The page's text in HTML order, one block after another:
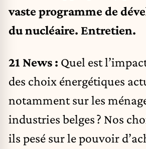
vaste programme de
du nucléaire. Entretien.
21 News : Quel est
des choix énergétiques
notamment sur les
industries belges ? Nos
ils pesé sur le pouvoir